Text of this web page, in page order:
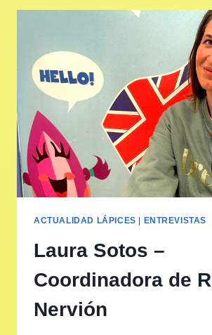
CON
AHORA?
ACTUALIDAD LÁPICES | ENTREVISTAS
Laura Sotos –
Coordinadora de
Nervión